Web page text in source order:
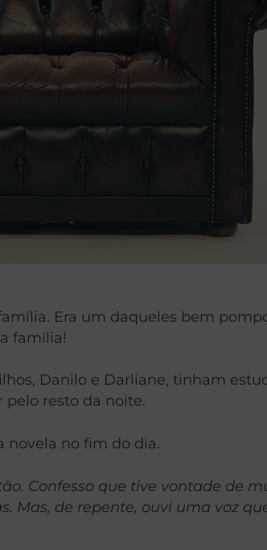
Era um daqueles bem
família!
Danilo e Darliane, tinham
pelo resto da noite.
novela no fim do dia.
Confesso que tive vontade de
Mas, de repente, ouvi uma voz